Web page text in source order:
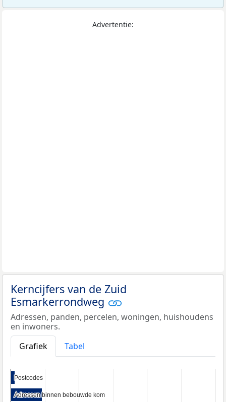
Advertentie:
Kerncijfers van de Zuid
Esmarkerrondweg
Adressen, panden, percelen, woningen, huishoudens
en inwoners.
Grafiek
Tabel
Postcodes
Postcodes
Adressen binnen bebouwde kom
Adressen binnen bebouwde kom